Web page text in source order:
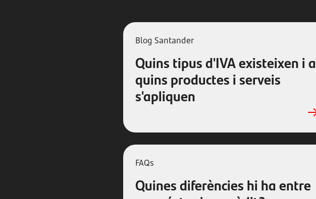
Blog Santander
Quins tipus d'IVA existeixen i a
quins productes i serveis
s'apliquen
FAQs
Quines diferències hi ha entre